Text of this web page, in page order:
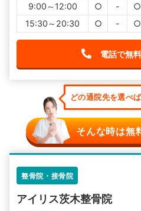
9:00～12:00
○ - ○
15:30～20:30
○ - ○
電話で無
どの通院先を選べ
そんな時は無
整骨院・接骨院
アイリス茨木整骨院